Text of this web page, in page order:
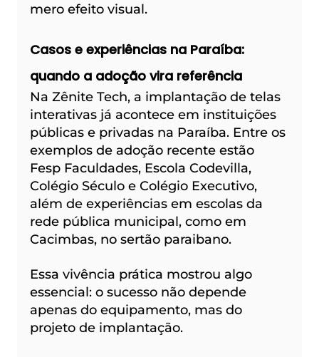
mero efeito visual.
Casos e experiências na Paraíba:
quando a adoção vira referência
Na Zênite Tech, a implantação de telas
interativas já acontece em instituições
públicas e privadas na Paraíba. Entre os
exemplos de adoção recente estão
Fesp Faculdades, Escola Codevilla,
Colégio Século e Colégio Executivo,
além de experiências em escolas da
rede pública municipal, como em
Cacimbas, no sertão paraibano.
Essa vivência prática mostrou algo
essencial: o sucesso não depende
apenas do equipamento, mas do
projeto de implantação.